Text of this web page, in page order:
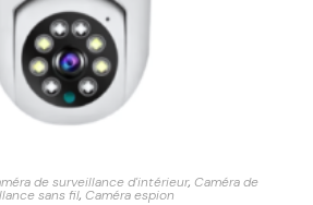
de surveillance d'intérieur, Caméra de
sans fil, Caméra espion